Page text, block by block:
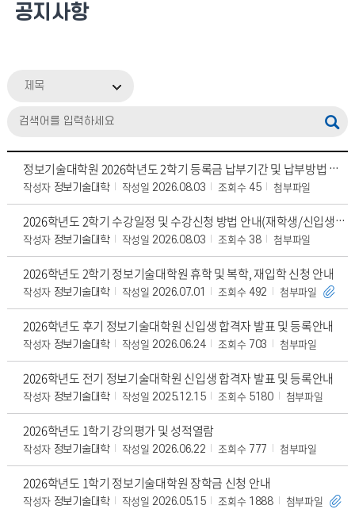
공지사항
제목
정보기술대학원 2026학년도 2학기 등록금 납부기간 및 납부방법 안내
작성자 정보기술대학 작성일 2026.08.03 조회수 45 첨부파일
2026학년도 2학기 수강일정 및 수강신청 방법 안내(재학생/신입생)
작성자 정보기술대학 작성일 2026.08.03 조회수 38 첨부파일
2026학년도 2학기 정보기술대학원 휴학 및 복학, 재입학 신청 안내
작성자 정보기술대학 작성일 2026.07.01 조회수 492 첨부파일
2026학년도 후기 정보기술대학원 신입생 합격자 발표 및 등록안내
작성자 정보기술대학 작성일 2026.06.24 조회수 703 첨부파일
2026학년도 전기 정보기술대학원 신입생 합격자 발표 및 등록안내
작성자 정보기술대학 작성일 2025.12.15 조회수 5180 첨부파일
2026학년도 1학기 강의평가 및 성적열람
작성자 정보기술대학 작성일 2026.06.22 조회수 777 첨부파일
2026학년도 1학기 정보기술대학원 장학금 신청 안내
작성자 정보기술대학 작성일 2026.05.15 조회수 1888 첨부파일